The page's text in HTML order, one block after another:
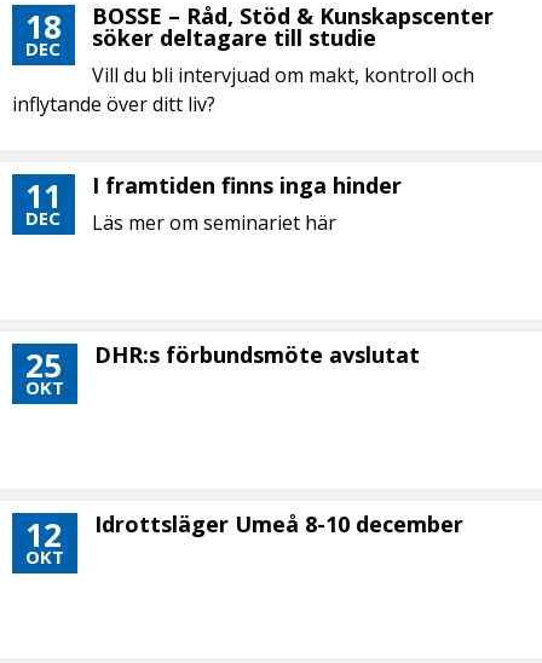
18
DEC
BOSSE – Råd, Stöd & Kunskapscenter
söker deltagare till studie
Vill du bli intervjuad om makt, kontroll och
inflytande över ditt liv?
11
DEC
I framtiden finns inga hinder
Läs mer om seminariet här
25
OKT
DHR:s förbundsmöte avslutat
12
OKT
Idrottsläger Umeå 8-10 december